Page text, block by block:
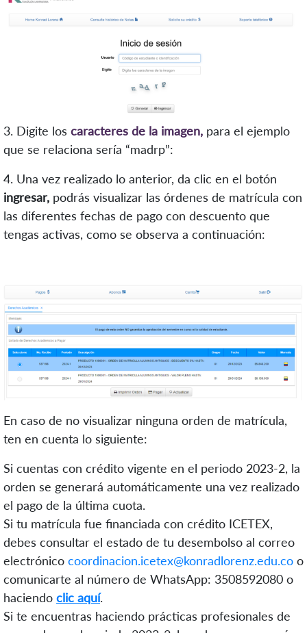
3. Digite los caracteres de la imagen, para el ejemplo
que se relaciona sería “madrp”:
4. Una vez realizado lo anterior, da clic en el botón
ingresar, podrás visualizar las órdenes de matrícula con
las diferentes fechas de pago con descuento que
tengas activas, como se observa a continuación:
En caso de no visualizar ninguna orden de matrícula,
ten en cuenta lo siguiente:
Si cuentas con crédito vigente en el periodo 2023-2, la
orden se generará automáticamente una vez realizado
el pago de la última cuota.
Si tu matrícula fue financiada con crédito ICETEX,
debes consultar el estado de tu desembolso al correo
electrónico coordinacion.icetex@konradlorenz.edu.co o
comunicarte al número de WhatsApp: 3508592080 o
haciendo clic aquí.
Si te encuentras haciendo prácticas profesionales de